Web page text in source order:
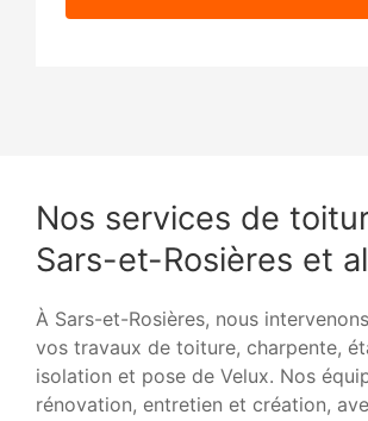
Nos services de
Sars-et-Rosières et
À Sars-et-Rosières, nous
vos travaux de toiture, charpente,
isolation et pose de Velux. Nos
rénovation, entretien et création,